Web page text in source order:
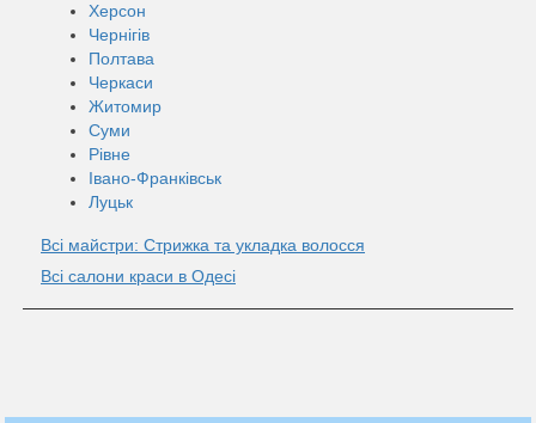
Херсон
Чернігів
Полтава
Черкаси
Житомир
Суми
Рівне
Івано-Франківськ
Луцьк
Всі майстри: Стрижка та укладка волосся
Всі салони краси в Одесі